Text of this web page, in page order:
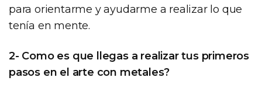
para orientarme y ayudarme a realizar lo que
tenía en mente.
2- Como es que llegas a realizar tus primeros
pasos en el arte con metales?